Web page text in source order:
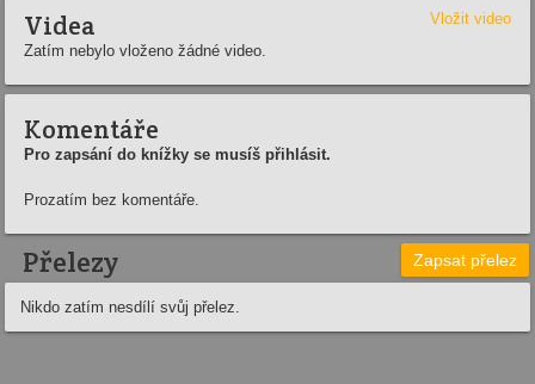
Videa
Vložit video
Zatím nebylo vloženo žádné video.
Komentáře
Pro zapsání do knížky se musíš přihlásit.
Prozatím bez komentáře.
Přelezy Zapsat přelez
Nikdo zatím nesdílí svůj přelez.